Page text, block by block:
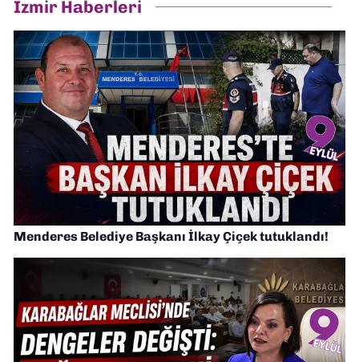
İzmir Haberleri
Menderes Belediye Başkanı İlkay Çiçek tutuklandı!